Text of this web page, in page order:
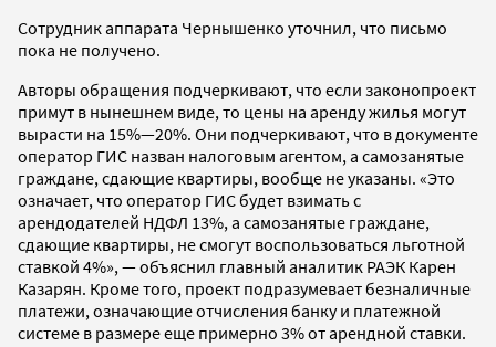
Сотрудник аппарата Чернышенко уточнил, что письмо
пока не получено.
Авторы обращения подчеркивают, что если законопроект
примут в нынешнем виде, то цены на аренду жилья могут
вырасти на 15%—20%. Они подчеркивают, что в документе
оператор ГИС назван налоговым агентом, а самозанятые
граждане, сдающие квартиры, вообще не указаны. «Это
означает, что оператор ГИС будет взимать с
арендодателей НДФЛ 13%, а самозанятые граждане,
сдающие квартиры, не смогут воспользоваться льготной
ставкой 4%», — объяснил главный аналитик РАЭК Карен
Казарян. Кроме того, проект подразумевает безналичные
платежи, означающие отчисления банку и платежной
системе в размере еще примерно 3% от арендной ставки.